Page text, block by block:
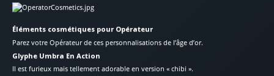
Éléments cosmétiques pour Opérateur
Parez votre Opérateur de ces personnalisations de l’âge d’or.
Glyphe Umbra En Action
Il est furieux mais tellement adorable en version « chibi ».